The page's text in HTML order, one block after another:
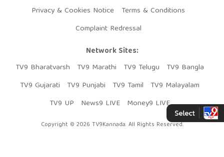
Privacy & Cookies Notice
Terms & Conditions
Complaint Redressal
Network Sites:
TV9 Bharatvarsh
TV9 Marathi TV9 Telugu
TV9 Bangla
TV9 Gujarati
TV9 Punjabi TV9 Tamil
TV9 Malayalam
TV9 UP
News9 LIVE Money9 LIVE
Copyright © 2026 TV9Kannada. All Rights Reserved.